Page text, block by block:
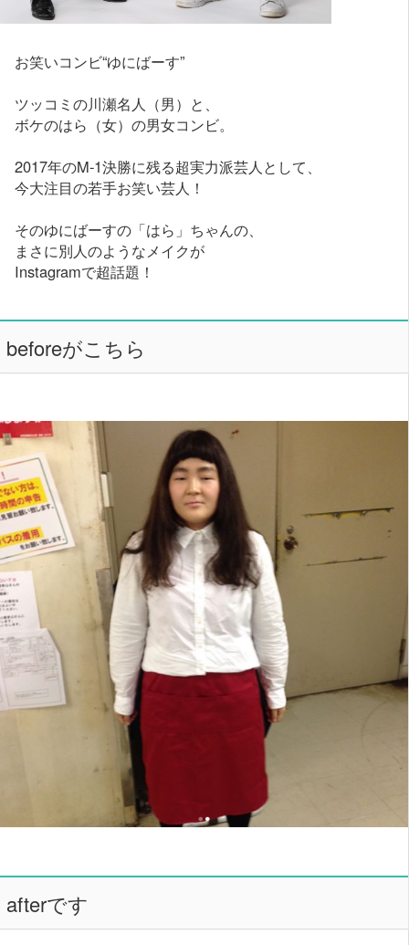
お笑いコンビ“ゆにばーす”
ツッコミの川瀬名人（男）と、
ボケのはら（女）の男女コンビ。
2017年のM-1決勝に残る超実力派芸人として、
今大注目の若手お笑い芸人！
そのゆにばーすの「はら」ちゃんの、
まさに別人のようなメイクが
Instagramで超話題！
beforeがこちら
afterです